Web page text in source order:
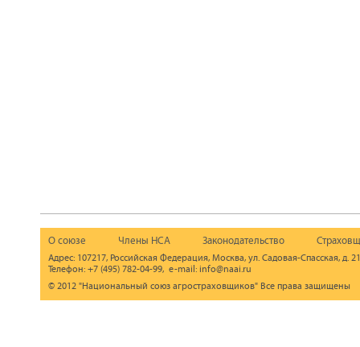
О союзе Члены НСА Законодательство
Адрес: 107217, Российская Федерация, Москва, ул. Садовая-Спасская, д.
Телефон: +7 (495) 782-04-99, e-mail: info@naai.ru
© 2012 "Национальный союз агростраховщиков" Все права защищены